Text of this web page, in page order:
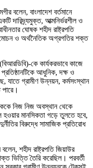
বলেন, বাংলাদেশ বর্তমানে
দারিদ্র্যমুক্ত, আত্মনির্ভরশীল ও
ঘোষক শহীদ রাষ্ট্রপতি
ও অর্থনৈতিক অগ্রগতির শক্ত
কে কার্যকরভাবে কাজে
প্রতিষ্ঠানটিকে আধুনিক, দক্ষ ও
যাতে গ্রামীণ উন্নয়ন, কর্মসংস্থান
পারে।
নিজ নিজ অবস্থান থেকে
হওয়ার মানসিকতা গড়ে তুলতে হবে,
বিরুদ্ধে সামাজিক প্রতিরোধ
শহীদ রাষ্ট্রপতি জিয়াউর
ভিত্তি তৈরি করেছিল। পরবর্তী